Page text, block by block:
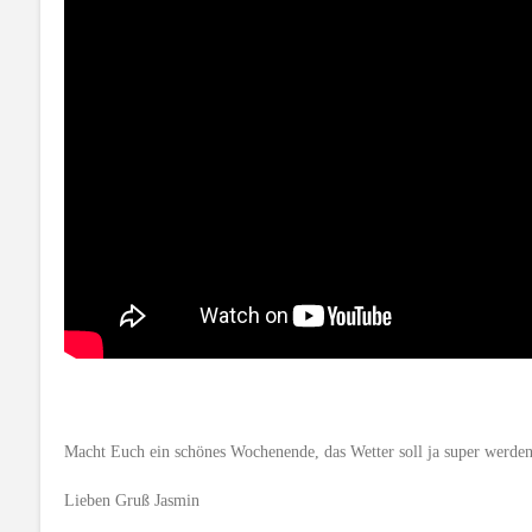
Macht Euch ein schönes Wochenende, das Wetter soll ja super
Lieben Gruß Jasmin